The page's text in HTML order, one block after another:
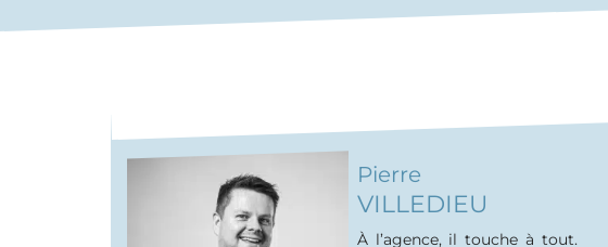
Pierre
VILLEDIEU
À l’agence, il touche à tout.